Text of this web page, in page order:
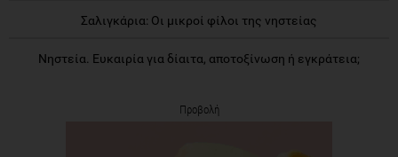
Σαλιγκάρια: Οι μικροί φίλοι της νηστείας
Νηστεία. Ευκαιρία για δίαιτα, αποτοξίνωση ή εγκράτεια;
Προβολή